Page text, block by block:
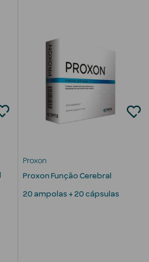
Proxon
Proxon Função Cerebral
20 ampolas + 20 cápsulas